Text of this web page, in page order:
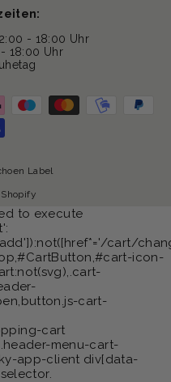
- 18:00 Uhr
- 18:00 Uhr
Label
to execute
cart/
icon-
cart-
cart
menu-cart-
app-client div[data-